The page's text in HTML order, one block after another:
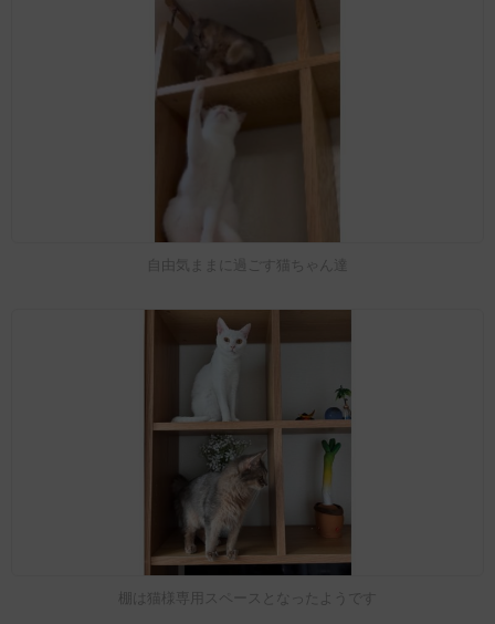
自由気ままに過ごす猫ちゃん達
棚は猫様専用スペースとなったようです